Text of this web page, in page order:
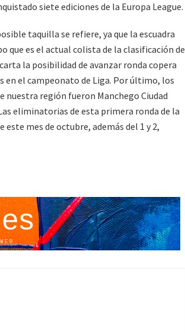
siete ediciones de la Europa League.
taquilla se refiere, ya que la escuadra
que es el actual colista de la clasificación de
la posibilidad de avanzar ronda copera
en el campeonato de Liga. Por último, los
región fueron Manchego Ciudad
eliminatorias de esta primera ronda de la
mes de octubre, además del 1 y 2,